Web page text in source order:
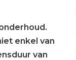
enkel van
van